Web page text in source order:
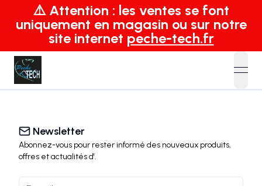
⚠️ Attention : les ventes se font
uniquement en magasin ou sur notre
site internet peche-tech.fr
Newsletter
Abonnez-vous pour rester informé des nouveaux produits,
offres et actualitésd'.